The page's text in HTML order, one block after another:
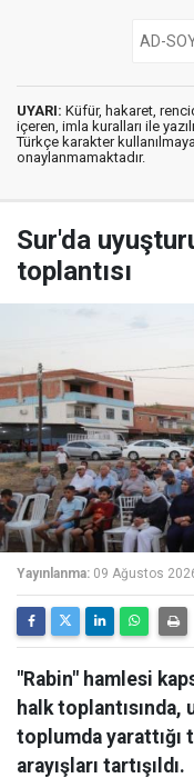
UYARI: Küfür, hakaret,
içeren, imla kuralları ile
Türkçe karakter
onaylanmamaktadır.
Sur'da
toplantısı
Yayınlanma: 09 Ağustos
"Rabin" hamlesi
halk
toplumda
arayışları tartışıldı.